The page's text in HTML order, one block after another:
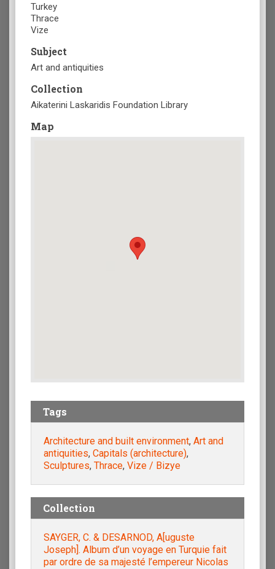
Turkey
Thrace
Vize
Subject
Art and antiquities
Collection
Aikaterini Laskaridis Foundation Library
Map
Tags
Architecture and built environment, Art and
antiquities, Capitals (architecture),
Sculptures, Thrace, Vize / Bizye
Collection
SAYGER, C. & DESARNOD, A[uguste
Joseph]. Album d’un voyage en Turquie fait
par ordre de sa majesté l’empereur Nicolas